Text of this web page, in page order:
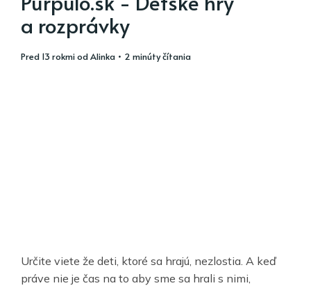
a rozprávky
pred 13 rokmiodAlinka • 2 minúty čítania
Určite viete že deti, ktoré sa hrajú, nezlostia. A keď
práve nie je čas na to aby sme sa hrali s nimi,